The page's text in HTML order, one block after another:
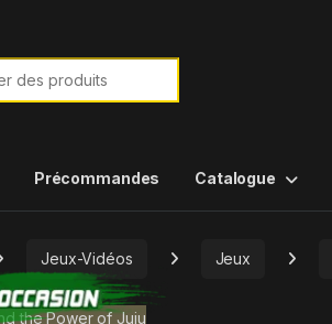
de :
Précommandes Catalogue
Jeux-Vidéos Jeux